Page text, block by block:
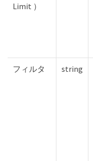
Limit ）
フィルタ string